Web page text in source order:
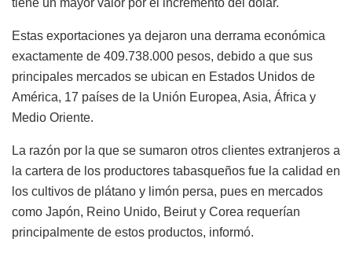
Estas exportaciones ya dejaron una derrama económica
exactamente de 409.738.000 pesos, debido a que sus
principales mercados se ubican en Estados Unidos de
América, 17 países de la Unión Europea, Asia, África y
Medio Oriente.
La razón por la que se sumaron otros clientes extranjeros a
la cartera de los productores tabasqueños fue la calidad en
los cultivos de plátano y limón persa, pues en mercados
como Japón, Reino Unido, Beirut y Corea requerían
principalmente de estos productos, informó.